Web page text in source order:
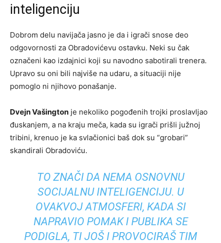
inteligenciju
Dobrom delu navijača jasno je da i igrači snose deo
odgovornosti za Obradovićevu ostavku. Neki su čak
označeni kao izdajnici koji su navodno sabotirali trenera.
Upravo su oni bili najviše na udaru, a situaciji nije
pomoglo ni njihovo ponašanje.
Dvejn Vašington je nekoliko pogođenih trojki proslavljao
đuskanjem, a na kraju meča, kada su igrači prišli južnoj
tribini, krenuo je ka svlačionici baš dok su “grobari”
skandirali Obradoviću.
TO ZNAČI DA NEMA OSNOVNU
SOCIJALNU INTELIGENCIJU. U
OVAKVOJ ATMOSFERI, KADA SI
NAPRAVIO POMAK I PUBLIKA SE
PODIGLA, TI JOŠ I PROVOCIRAŠ TIM